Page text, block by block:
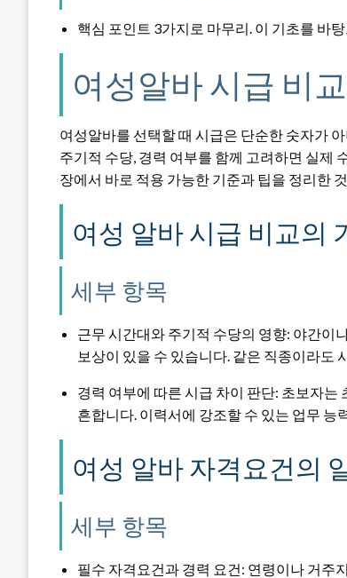
핵심 포인트 3가지로 마무리. 이 기초를 바
여성알바 시급 비
여성알바를 선택할 때 시급은 단순한 숫자가
주기적 수당, 경력 여부를 함께 고려하면 실제
장에서 바로 적용 가능한 기준과 팁을 정리한
여성 알바 시급 비교의
세부 항목
근무 시간대와 주기적 수당의 영향: 야간이
보상이 있을 수 있습니다. 같은 직종이라도
경력 여부에 따른 시급 차이 판단: 초보자는
흔합니다. 이력서에 강조할 수 있는 업무
여성 알바 자격요건의
세부 항목
필수 자격요건과 경력 요건: 연령이나 거주